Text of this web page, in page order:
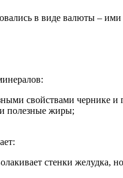
в виде валюты –
свойствами чернике и
полезные жиры;
стенки желудка,